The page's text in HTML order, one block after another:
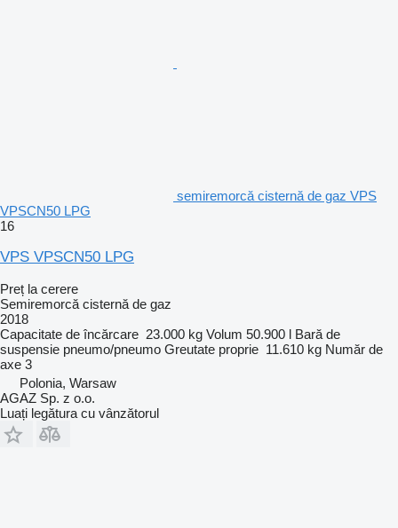
semiremorcă cisternă de gaz VPS
VPSCN50 LPG
16
VPS VPSCN50 LPG
Preț la cerere
Semiremorcă cisternă de gaz
2018
Capacitate de încărcare 23.000 kg Volum 50.900 l Bară de
suspensie pneumo/pneumo Greutate proprie 11.610 kg Număr de
axe 3
Polonia, Warsaw
AGAZ Sp. z o.o.
Luați legătura cu vânzătorul